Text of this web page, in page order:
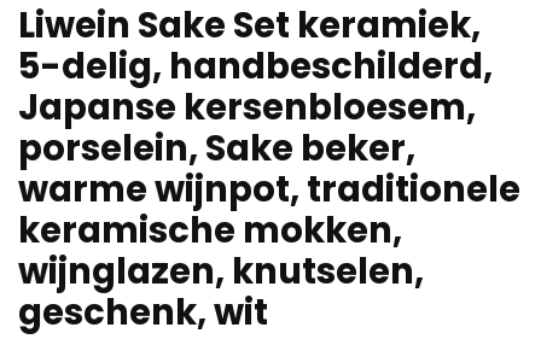
Liwein Sake Set keramiek,
5-delig, handbeschilderd,
Japanse kersenbloesem,
porselein, Sake beker,
warme wijnpot, traditionele
keramische mokken,
wijnglazen, knutselen,
geschenk, wit